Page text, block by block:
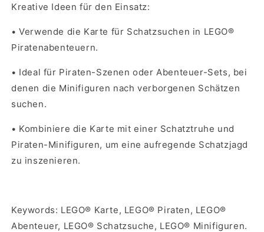
Kreative Ideen für den Einsatz:
• Verwende die Karte für Schatzsuchen in LEGO®
Piratenabenteuern.
• Ideal für Piraten-Szenen oder Abenteuer-Sets, bei
denen die Minifiguren nach verborgenen Schätzen
suchen.
• Kombiniere die Karte mit einer Schatztruhe und
Piraten-Minifiguren, um eine aufregende Schatzjagd
zu inszenieren.
Keywords: LEGO® Karte, LEGO® Piraten, LEGO®
Abenteuer, LEGO® Schatzsuche, LEGO® Minifiguren.